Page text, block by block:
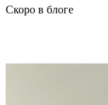
Скоро в блоге